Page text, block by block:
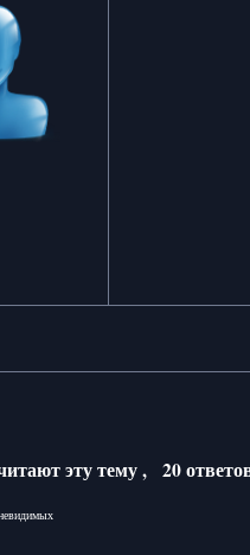
эту тему , 20